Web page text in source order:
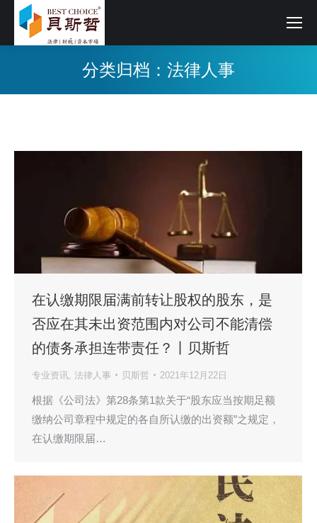
分类归档： 法律人事
在认缴期限届满前转让股权的股东，是
否应在其未出资范围内对公司不能清偿
的债务承担连带责任？​丨贝斯哲
专业资讯 法律人事 贝斯哲 2021年12月22日
根据《公司法》第28条第1款关于“股东应当按期足额
缴纳公司章程中规定的各自所认缴的出资额”之规定，
在认缴期限届…